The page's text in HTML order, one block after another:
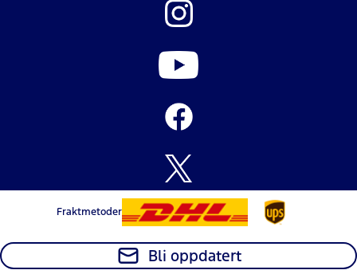
Fraktmetoder
Bli oppdatert